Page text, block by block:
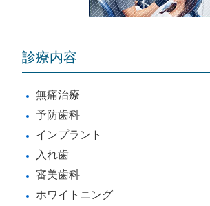
診療内容
無痛治療
予防歯科
インプラント
入れ歯
審美歯科
ホワイトニング